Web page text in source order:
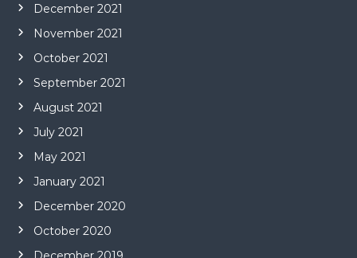
December 2021
November 2021
October 2021
September 2021
August 2021
July 2021
May 2021
January 2021
December 2020
October 2020